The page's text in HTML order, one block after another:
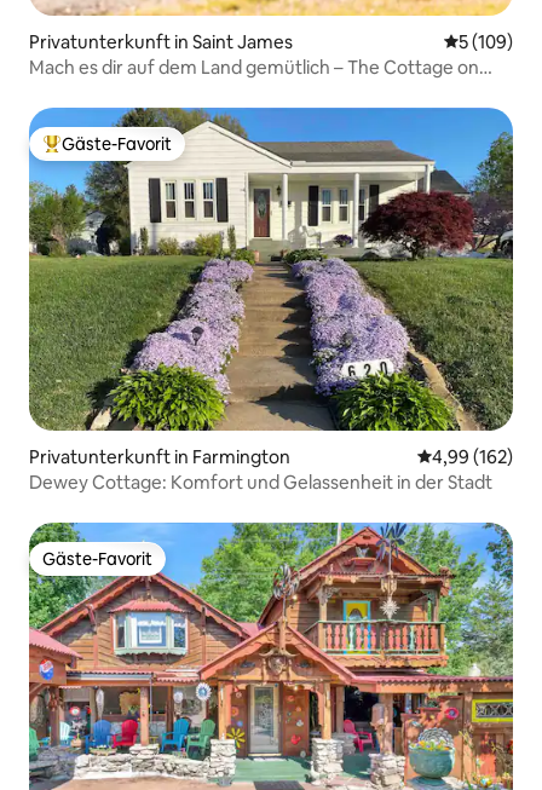
Privatunterkunft in Saint James
5 (109)
Mach es dir auf dem Land gemütlich – The Cottage on
Beliebter Gäste-Favorit.
Gäste-Favorit
Privatunterkunft in Farmington
4,99 (162)
Dewey Cottage: Komfort und Gelassenheit in der Stadt
Gäste-Favorit
Gäste-Favorit